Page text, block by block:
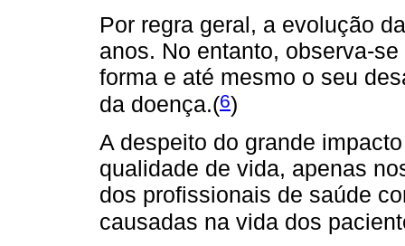
Por regra geral, a evolução
anos. No entanto, observa-
forma e até mesmo o seu
da doença.(6)
A despeito do grande
qualidade de vida, apenas
dos profissionais de saúde
causadas na vida dos